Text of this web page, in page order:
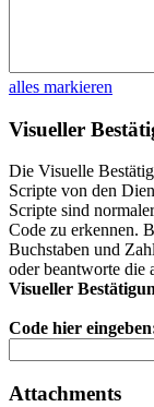
alles markieren
Visueller
Die Visuelle
Scripte von den
Scripte sind
Code zu erkennen.
Buchstaben und
oder beantworte die
Visueller
Code hier
Attachments